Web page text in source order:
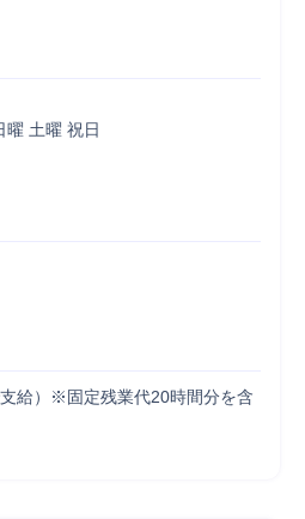
曜 土曜 祝日
給）※固定残業代20時間分を含